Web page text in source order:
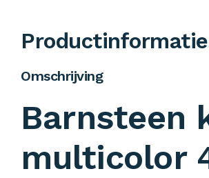
Productinformatie
Omschrijving
Barnsteen
multicolor